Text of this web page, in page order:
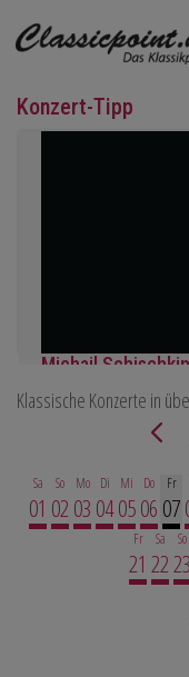
Konzert-Tipp
Michail
Michail Schischkin -
Sonntag 16.8.2026,
Klassische Konzerte in
Sa
01
So
02
Mo
03
Di
04
Mi
05
Do
06
Fr
07
Fr
21
Sa
22
So
23